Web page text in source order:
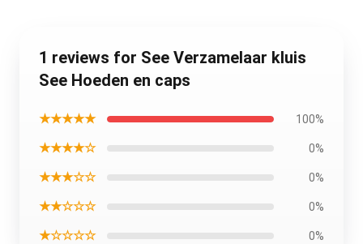
1 reviews for See Verzamelaar kluis
See Hoeden en caps
★★★★★ 100%
★★★★☆ 0%
★★★☆☆ 0%
★★☆☆☆ 0%
★☆☆☆☆ 0%